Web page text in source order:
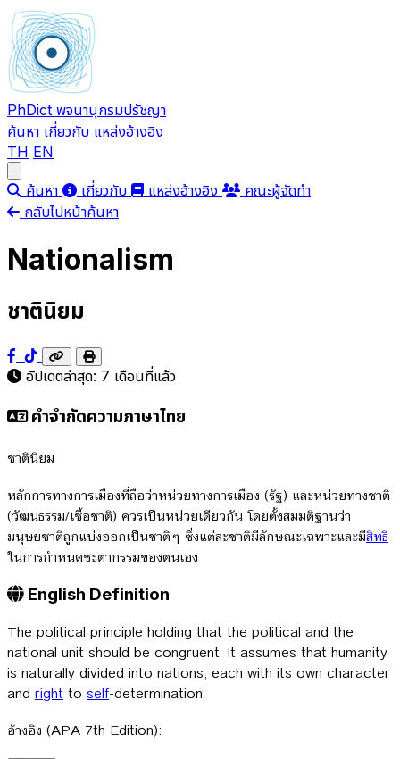
PhDict พจนานุกรมปรัชญา
ค้นหา เกี่ยวกับ แหล่งอ้างอิง
TH EN
ค้นหา เกี่ยวกับ แหล่งอ้างอิง
คณะผู้จัดทำ
กลับไปหน้าค้นหา
Nationalism
ชาตินิยม
อัปเดตล่าสุด: 7 เดือนที่แล้ว
คำจำกัดความภาษาไทย
ชาตินิยม
หลักการทางการเมืองที่ถือว่าหน่วยทางการเมือง (รัฐ) และหน่วยทางชาติ
(วัฒนธรรม/เชื้อชาติ) ควรเป็นหน่วยเดียวกัน โดยตั้งสมมติฐานว่า
มนุษยชาติถูกแบ่งออกเป็นชาติๆ ซึ่งแต่ละชาติมีลักษณะเฉพาะและมีสิทธิ
ในการกำหนดชะตากรรมของตนเอง
English Definition
The political principle holding that the political and the
national unit should be congruent. It assumes that humanity
is naturally divided into nations, each with its own character
and right to self-determination.
อ้างอิง (APA 7th Edition):